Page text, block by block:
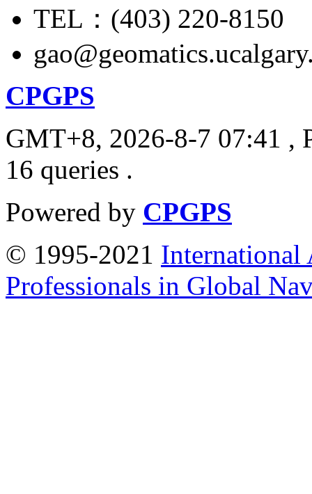
TEL：(403) 220-8150
CPGPS
GMT+8, 2026-8-7 07:41 ,
16 queries .
Powered by CPGPS
© 1995-2021 International
Professionals in Global